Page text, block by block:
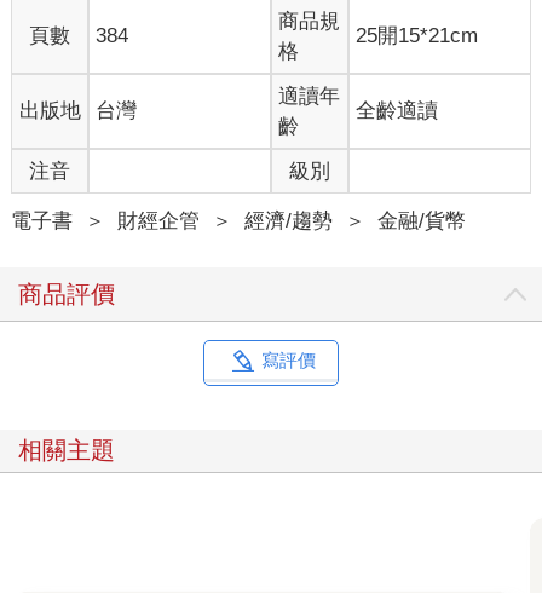
頁數 384
商品規
格
25開15*21cm
出版地 台灣
適讀年
齡
全齡適讀
注音 級別
電子書 ＞ 財經企管 ＞ 經濟/趨勢 ＞ 金融/貨幣
商品評價
寫評價
相關主題